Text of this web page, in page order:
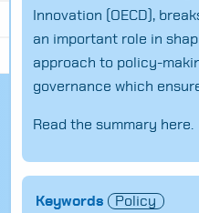
Innovation
OECD ),
an important role in
approach to policy-
governance which
Read the summary here.
Keywords Policy